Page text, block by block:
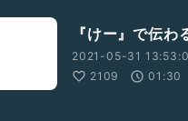
『けー』で伝わ
2021-05-31
2109
01:30